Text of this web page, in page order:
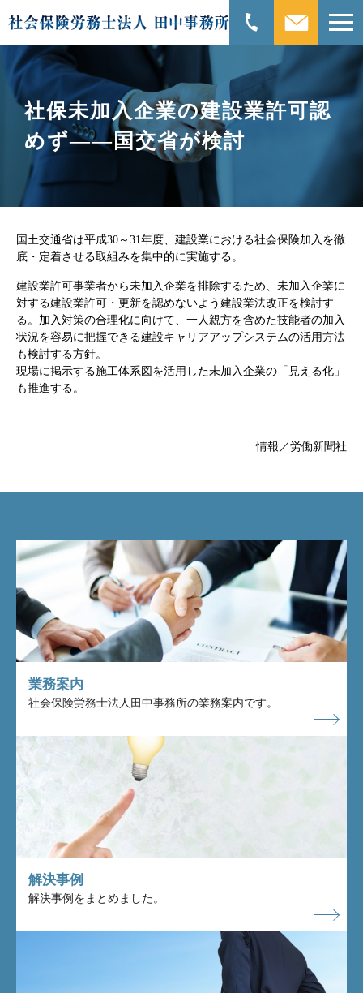
社保未加入企業の建設業許可認
めず――国交省が検討
国土交通省は平成30～31年度、建設業における社会保険加入を徹
底・定着させる取組みを集中的に実施する。
建設業許可事業者から未加入企業を排除するため、未加入企業に
対する建設業許可・更新を認めないよう建設業法改正を検討す
る。加入対策の合理化に向けて、一人親方を含めた技能者の加入
状況を容易に把握できる建設キャリアアップシステムの活用方法
も検討する方針。
現場に掲示する施工体系図を活用した未加入企業の「見える化」
も推進する。
情報／労働新聞社
業務案内
社会保険労務士法人田中事務所の業務案内です。
解決事例
解決事例をまとめました。